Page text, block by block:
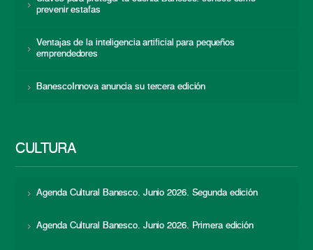
prevenir estafas
Ventajas de la inteligencia artificial para pequeños
emprendedores
BanescoInnova anuncia su tercera edición
CULTURA
Agenda Cultural Banesco. Junio 2026. Segunda edición
Agenda Cultural Banesco. Junio 2026. Primera edición